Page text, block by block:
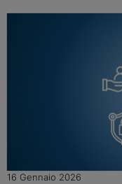
16 Gennaio 2026